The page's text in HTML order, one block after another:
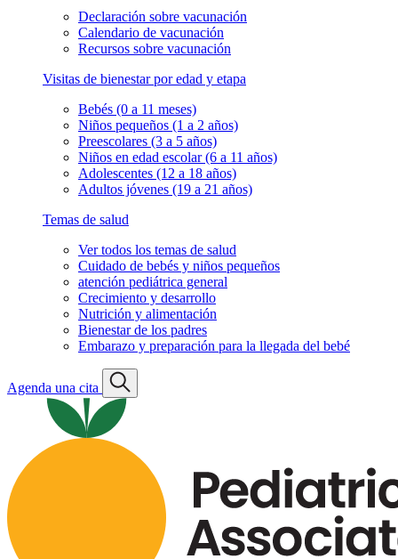
Declaración sobre vacunación
Calendario de vacunación
Recursos sobre vacunación
Visitas de bienestar por edad y etapa
Bebés (0 a 11 meses)
Niños pequeños (1 a 2 años)
Preescolares (3 a 5 años)
Niños en edad escolar (6 a 11 años)
Adolescentes (12 a 18 años)
Adultos jóvenes (19 a 21 años)
Temas de salud
Ver todos los temas de salud
Cuidado de bebés y niños pequeños
atención pediátrica general
Crecimiento y desarrollo
Nutrición y alimentación
Bienestar de los padres
Embarazo y preparación para la llegada del bebé
Agenda una cita